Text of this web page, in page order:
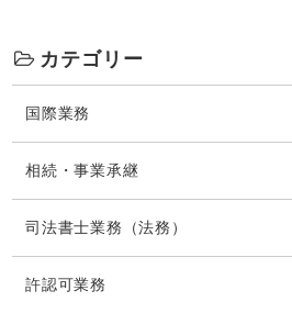
カテゴリー
国際業務
相続・事業承継
司法書士業務（法務）
許認可業務